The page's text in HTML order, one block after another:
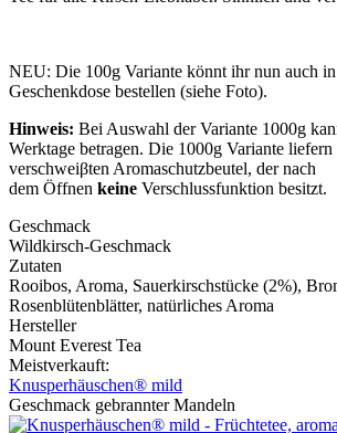
NEU: Die 100g Variante könnt ihr nun auch
Geschenkdose bestellen (siehe Foto).
Hinweis: Bei Auswahl der Variante 1000g
Werktage betragen. Die 1000g Variante
verschweiβten Aromaschutzbeutel, der nach
dem Öffnen keine Verschlussfunktion besitzt.
Geschmack
Wildkirsch-Geschmack
Zutaten
Rooibos, Aroma, Sauerkirschstücke (2%),
Rosenblütenblätter, natürliches Aroma
Hersteller
Mount Everest Tea
Meistverkauft:
Knusperhäuschen® mild
Geschmack gebrannter Mandeln